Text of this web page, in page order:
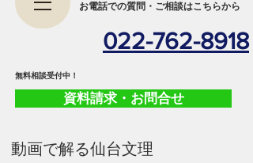
022-762-8918
資料請求・お問合せ
​お電話での質問・ご相談はこちらから
​無料相談受付中！
​動画で解る仙台文理